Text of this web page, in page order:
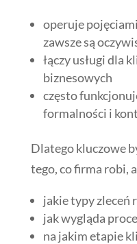
operuje
zawsze są
łączy usługi dla
biznesowych
często
formalności i
Dlatego kluczowe
tego, co firma robi,
jakie typy zleceń
jak wygląda
na jakim etapie